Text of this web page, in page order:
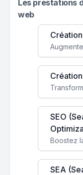
Les prestations
web
SEO
SEA